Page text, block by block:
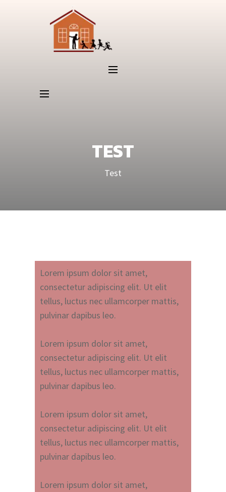
TEST
Test
Lorem ipsum dolor sit amet,
consectetur adipiscing elit. Ut elit
tellus, luctus nec ullamcorper mattis,
pulvinar dapibus leo.
Lorem ipsum dolor sit amet,
consectetur adipiscing elit. Ut elit
tellus, luctus nec ullamcorper mattis,
pulvinar dapibus leo.
Lorem ipsum dolor sit amet,
consectetur adipiscing elit. Ut elit
tellus, luctus nec ullamcorper mattis,
pulvinar dapibus leo.
Lorem ipsum dolor sit amet,